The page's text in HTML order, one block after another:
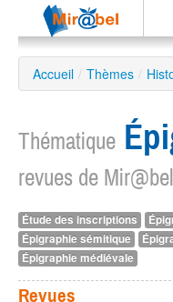
Le réseau
Soutien
Recherche
avancée
EN
ES
Accueil / Thèmes /
Thématique
revues de Mir@bel
Étude des inscriptions
Épigraphie sémitique
Épigraphie médiévale
Revues